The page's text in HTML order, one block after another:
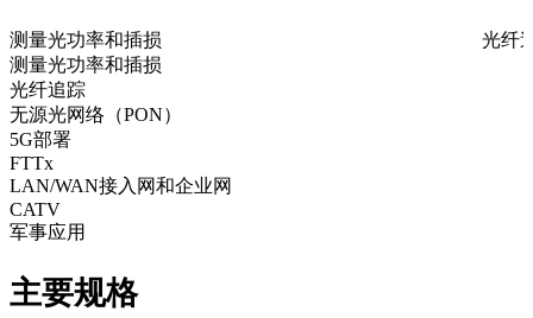
测量光功率和插损
光纤
测量光功率和插损
光纤追踪
无源光网络（PON）
5G部署
FTTx
LAN/WAN接入网和企业网
CATV
军事应用
主要规格